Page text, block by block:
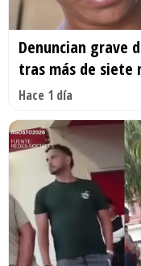
Denuncian grave
tras más de siete
Hace 1 día